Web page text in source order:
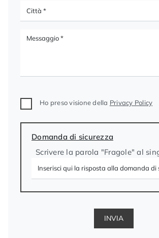
Ho preso visione della Privacy Policy
Domanda di sicurezza
Scrivere la parola "Fragole" al
INVIA